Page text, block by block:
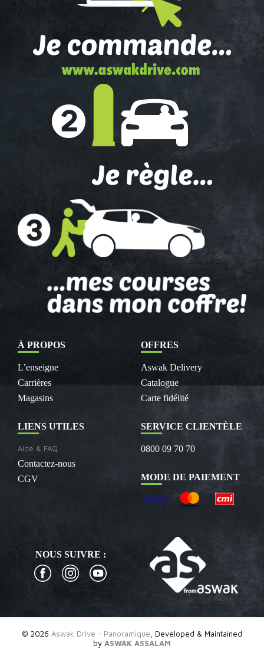
À PROPOS
L’enseigne
Carrières
Magasins
OFFRES
Aswak Delivery
Catalogue
Carte fidélité
LIENS UTILES
Aide & FAQ
Contactez-nous
CGV
SERVICE CLIENTÈLE
0800 09 70 70
MODE DE PAIEMENT
NOUS SUIVRE :
© 2026 Aswak Drive - Panoramique , Developed & Maintained
by ASWAK ASSALAM